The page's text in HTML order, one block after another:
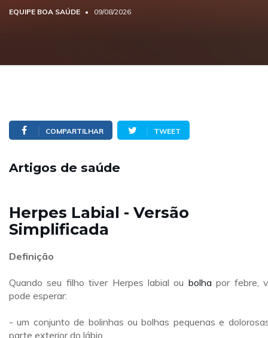
EQUIPE BOA SAÚDE 09/08/2026
COMPARTILHAR TWEET
Artigos de saúde
Herpes Labial - Versão
Simplificada
Definição
Quando seu filho tiver Herpes labial ou bolha por febre,
pode esperar:
- um conjunto de bolinhas ou bolhas pequenas e
parte exterior do lábio.